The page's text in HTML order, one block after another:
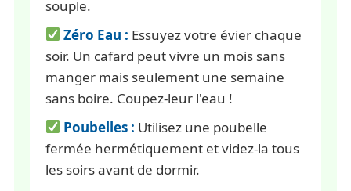
souple.
Zéro Eau : Essuyez votre évier chaque
soir. Un cafard peut vivre un mois sans
manger mais seulement une semaine
sans boire. Coupez-leur l'eau !
Poubelles : Utilisez une poubelle
fermée hermétiquement et videz-la tous
les soirs avant de dormir.